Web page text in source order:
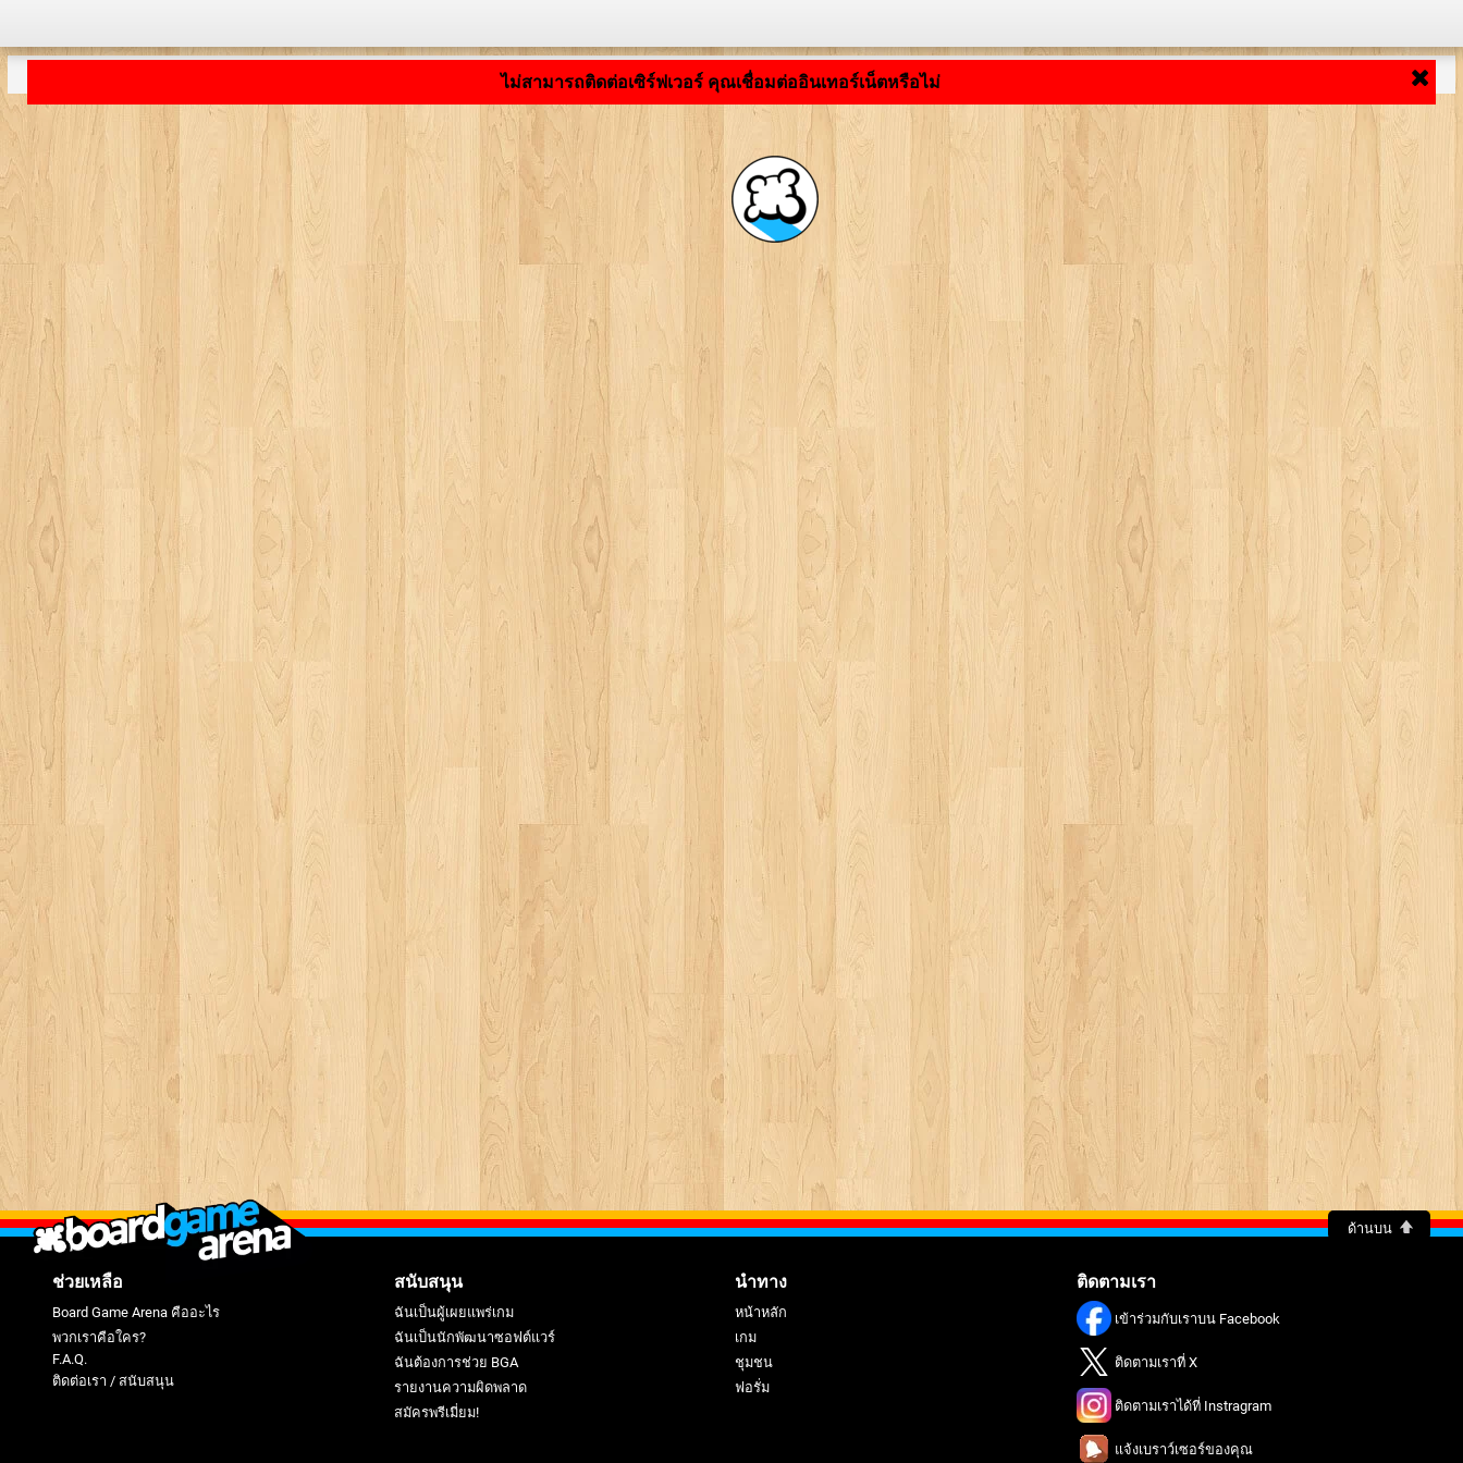
ไม่สามารถติดต่อเซิร์ฟเวอร์ คุณเชื่อมต่ออินเทอร์เน็ตหรือไม่
กำลังโหลดแอปพลิเคชัน ... ...
ด้านบน
ช่วยเหลือ
Board Game Arena คืออะไร
พวกเราคือใคร?
F.A.Q.
ติดต่อเรา / สนับสนุน
สนับสนุน
ฉันเป็นผู้เผยแพร่เกม
ฉันเป็นนักพัฒนาซอฟต์แวร์
ฉันต้องการช่วย BGA
รายงานความผิดพลาด
สมัครพรีเมี่ยม!
นำทาง
หน้าหลัก
เกม
ชุมชน
ฟอรั่ม
ติดตามเรา
เข้าร่วมกับเราบน Facebook
ติดตามเราที่ X
ติดตามเราได้ที่ Instragram
แจ้งเบราว์เซอร์ของคุณ